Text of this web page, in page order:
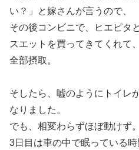
い？」と嫁さんが言うので、
その後コンビニで、ヒエピタ
スエットを買ってきてくれて、
全部摂取。
そしたら、嘘のようにトイレ
なりました。
でも、相変わらずほぼ動けず。
3日目は車の中で眠っている